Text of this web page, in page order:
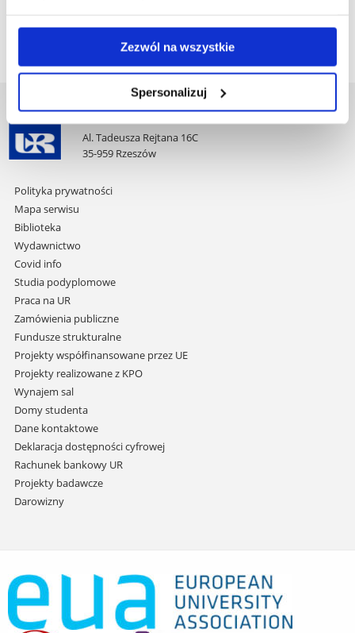
Zezwól na wszystkie
Spersonalizuj
Uniwersytet Rzeszowski
Al. Tadeusza Rejtana 16C
35-959 Rzeszów
Pomiń
nawigację
i
przejdź
do
treści
Polityka prywatności
Mapa serwisu
Biblioteka
Wydawnictwo
Covid info
Studia podyplomowe
Praca na UR
Zamówienia publiczne
Fundusze strukturalne
Projekty współfinansowane przez UE
Projekty realizowane z KPO
Wynajem sal
Domy studenta
Dane kontaktowe
Deklaracja dostępności cyfrowej
Rachunek bankowy UR
Projekty badawcze
Darowizny